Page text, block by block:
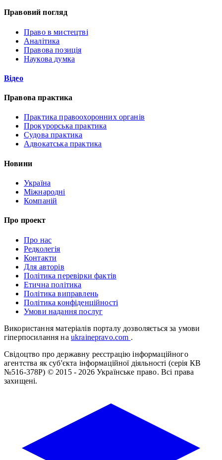
Правовий погляд
Право в мистецтві
Аналітика
Правова позиція
Наукова думка
Відео
Правова практика
Практика правоохоронних органів
Прокурорська практика
Судова практика
Адвокатська практика
Новини
Україна
Міжнародні
Компаній
Про проект
Про нас
Редколегія
Контакти
Для авторів
Політика перевірки фактів
Етична політика
Політика виправлень
Політика конфіденційності
Умови надання послуг
Використання матеріалів порталу дозволяється за умови
гіперпосилання на ukrainepravo.com .
Свідоцтво про державну реєстрацію інформаційного
агентства як суб'єкта інформаційної діяльності (серія КВ
№516-378Р) © 2015 - 2026 Українське право. Всі права
захищені.